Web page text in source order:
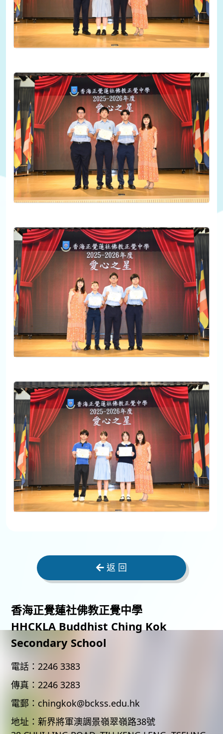
返 回
香海正覺蓮社佛教正覺中學
HHCKLA Buddhist Ching Kok
Secondary School
電話： 2246 3383
傳真： 2246 3283
電郵： chingkok@bckss.edu.hk
地址： 新界將軍澳調景嶺翠嶺路38號